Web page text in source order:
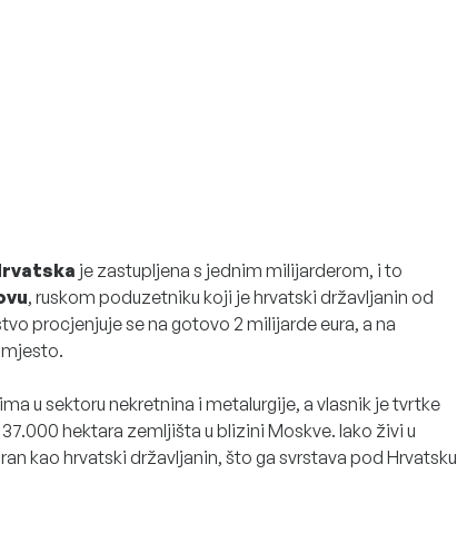
je zastupljena s jednim milijarderom, i to
, ruskom poduzetniku koji je hrvatski državljanin od
procjenjuje se na gotovo 2 milijarde eura, a na
u sektoru nekretnina i metalurgije, a vlasnik je tvrtke
hektara zemljišta u blizini Moskve. Iako živi u
kao hrvatski državljanin, što ga svrstava pod Hrvatsku